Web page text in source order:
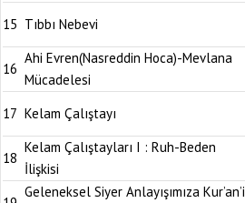
15 Tıbbı Nebevi
16
Ahi Evren(Nasreddin Hoca)-Mevlana
Mücadelesi
17 Kelam Çalıştayı
18
Kelam Çalıştayları I : Ruh-Beden
İlişkisi
Geleneksel Siyer Anlayışımıza Kur’an’i